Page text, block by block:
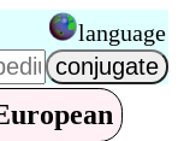
language